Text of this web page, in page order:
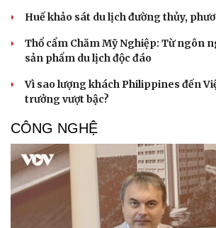
Đời sống
Huế khảo sát du lịch đường thủy,
Thổ cẩm Chăm Mỹ Nghiệp: Từ ngôn
sản phẩm du lịch độc đáo
Vì sao lượng khách Philippines đến
trưởng vượt bậc?
CÔNG NGHỆ